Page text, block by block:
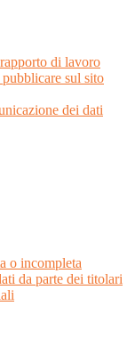
di lavoro
sul sito
dei dati
o incompleta
da parte dei titolari